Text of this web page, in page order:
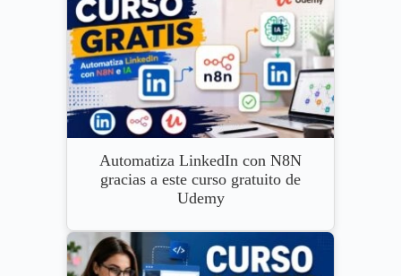
Automatiza LinkedIn con N8N
gracias a este curso gratuito de
Udemy